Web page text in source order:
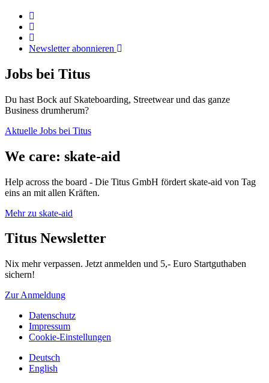
Newsletter abonnieren
Jobs bei Titus
Du hast Bock auf Skateboarding, Streetwear und das ganze
Business drumherum?
Aktuelle Jobs bei Titus
We care: skate-aid
Help across the board - Die Titus GmbH fördert skate-aid von Tag
eins an mit allen Kräften.
Mehr zu skate-aid
Titus Newsletter
Nix mehr verpassen. Jetzt anmelden und 5,- Euro Startguthaben
sichern!
Zur Anmeldung
Datenschutz
Impressum
Cookie-Einstellungen
Deutsch
English